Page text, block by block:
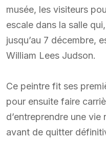
musée, les visiteurs
escale dans la salle
jusqu’au 7 décembre,
William Lees Judson.
Ce peintre fit ses
pour ensuite faire
d’entreprendre une
avant de quitter